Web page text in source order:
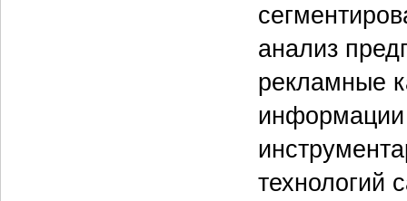
анализ
рекламные
информации
технологий